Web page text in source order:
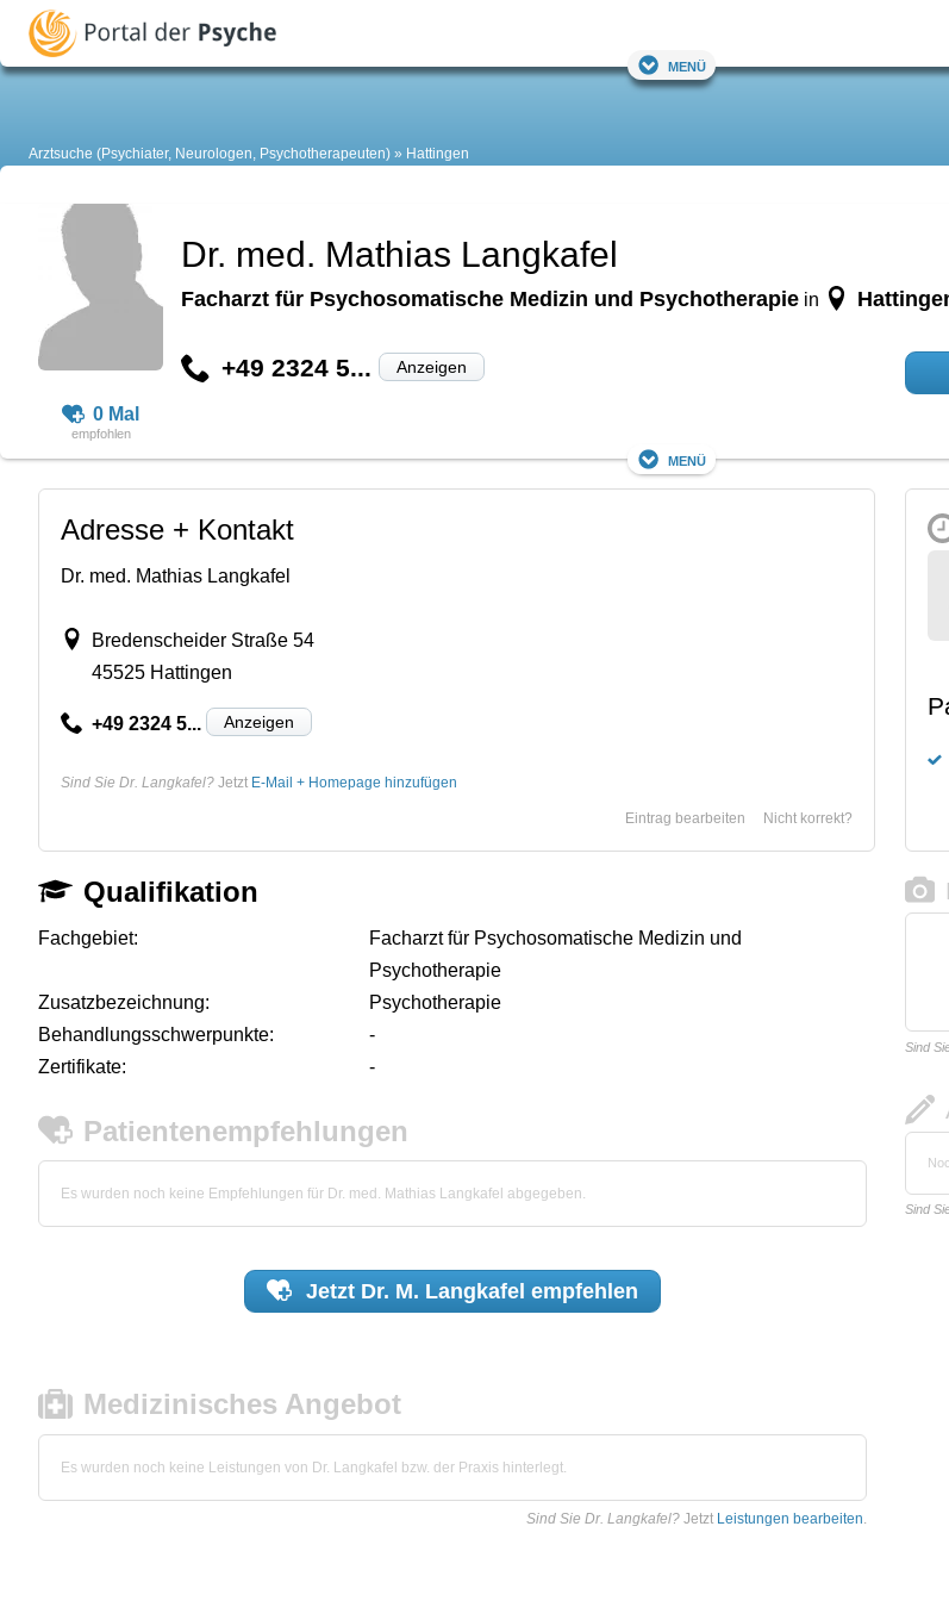
Menü
Arztsuche (Psychiater, Neurologen, Psychotherapeuten) Hattingen
0 Mal
Dr. med. Mathias Langkafel
Facharzt für Psychosomatische Medizin und Psychotherapie in
+49 2324 5... Anzeigen
Menü
Adresse + Kontakt
Dr. med. Mathias Langkafel
Bredenscheider Straße 54
45525 Hattingen
+49 2324 5... Anzeigen
Sind Sie Dr. Langkafel? Jetzt E-Mail + Homepage hinzufügen
Nicht korrekt?
Eintrag bearbeiten
Qualifikation
Fachgebiet:
Facharzt für Psychosomatische Medizin und
Psychotherapie
Zusatzbezeichnung:
Psychotherapie
Behandlungsschwerpunkte:
-
Zertifikate:
-
Patientenempfehlungen
Es wurden noch keine Empfehlungen für Dr. med. Mathias Langkafel abgegeben.
Jetzt Dr. M. Langkafel empfehlen
Medizinisches Angebot
Es wurden noch keine Leistungen von Dr. Langkafel bzw. der Praxis hinterlegt.
Sind Sie Dr. Langkafel? Jetzt Leistungen bearbeiten.
Sind
Sind